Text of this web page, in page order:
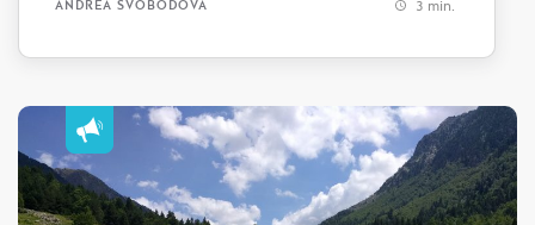
ANDREA SVOBODOVÁ 3 min.